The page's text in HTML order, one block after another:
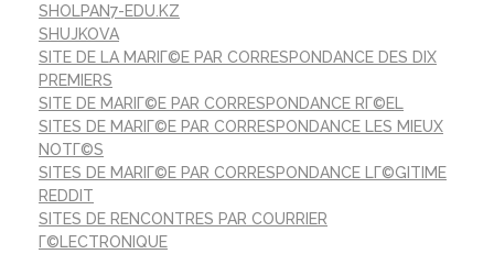
SHOLPAN7-EDU.KZ
SHUJKOVA
SITE DE LA MARIГ©E PAR CORRESPONDANCE DES DIX
PREMIERS
SITE DE MARIГ©E PAR CORRESPONDANCE RГ©EL
SITES DE MARIГ©E PAR CORRESPONDANCE LES MIEUX
NOTГ©S
SITES DE MARIГ©E PAR CORRESPONDANCE LГ©GITIME
REDDIT
SITES DE RENCONTRES PAR COURRIER
Г©LECTRONIQUE